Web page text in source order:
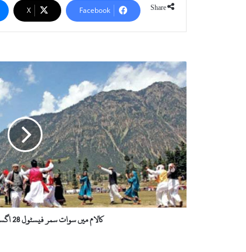
Share
Facebook
X
ک
ا
ل
ا
م
م
ی
ں
س
و
ا
ت
کالام میں سوات سمر فیسٹول 28 اگست سے شروع ہوگا